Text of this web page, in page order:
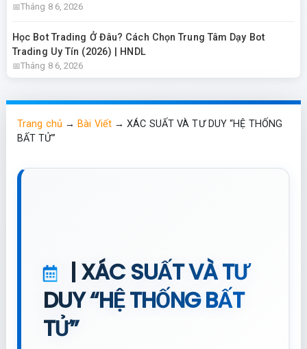
Tháng 8 6, 2026
Học Bot Trading Ở Đâu? Cách Chọn Trung Tâm Dạy Bot
Trading Uy Tín (2026) | HNDL
Tháng 8 6, 2026
Trang chủ →Bài Viết→XÁC SUẤT VÀ TƯ DUY “HỆ THỐNG
BẤT TỬ”
| XÁC SUẤT VÀ TƯ
DUY “HỆ THỐNG BẤT
TỬ”